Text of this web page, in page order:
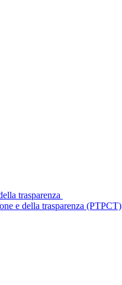
trasparenza
e della trasparenza (PTPCT)